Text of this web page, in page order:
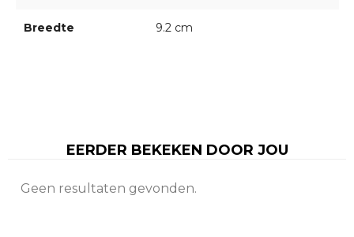
Breedte 9.2 cm
EERDER BEKEKEN DOOR JOU
Geen resultaten gevonden.